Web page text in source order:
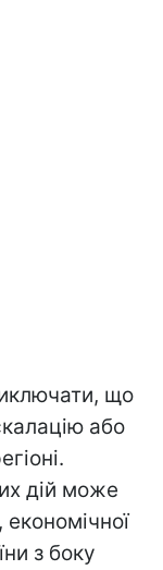
що
або
дій може
з боку